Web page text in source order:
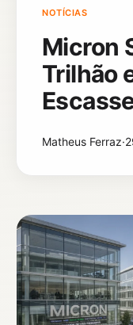
NOTÍCIAS
Micron
Trilhão
Matheus Ferraz·